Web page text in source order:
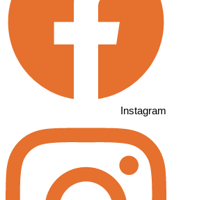
Instagram